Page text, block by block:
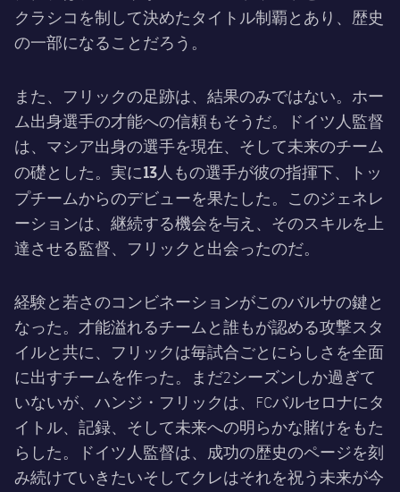
クラシコを制して決めたタイトル制覇とあり、歴史
の一部になることだろう。
また、フリックの足跡は、結果のみではない。ホー
ム出身選手の才能への信頼もそうだ。ドイツ人監督
は、マシア出身の選手を現在、そして未来のチーム
の礎とした。実に13人もの選手が彼の指揮下、トッ
プチームからのデビューを果たした。このジェネレ
ーションは、継続する機会を与え、そのスキルを上
達させる監督、フリックと出会ったのだ。
経験と若さのコンビネーションがこのバルサの鍵と
なった。才能溢れるチームと誰もが認める攻撃スタ
イルと共に、フリックは毎試合ごとにらしさを全面
に出すチームを作った。まだ2シーズンしか過ぎて
いないが、ハンジ・フリックは、FCバルセロナにタ
イトル、記録、そして未来への明らかな賭けをもた
らした。ドイツ人監督は、成功の歴史のページを刻
み続けていきたいそしてクレはそれを祝う未来が今